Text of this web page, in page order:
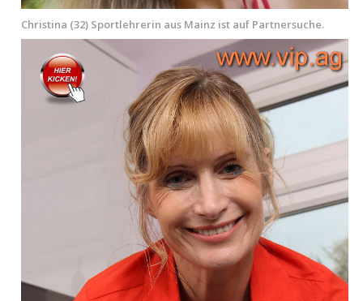
Christina (32) Sportlehrerin aus Mainz ist auf Partnersuche.